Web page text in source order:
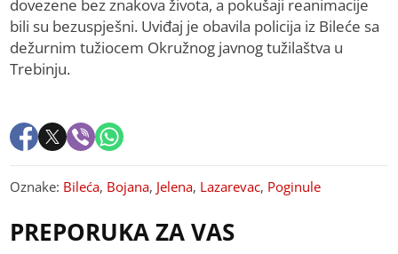
dovezene bez znakova života, a pokušaji reanimacije
bili su bezuspješni. Uviđaj je obavila policija iz Bileće sa
dežurnim tužiocem Okružnog javnog tužilaštva u
Trebinju.
Oznake: Bileća, Bojana, Jelena, Lazarevac, Poginule
PREPORUKA ZA VAS